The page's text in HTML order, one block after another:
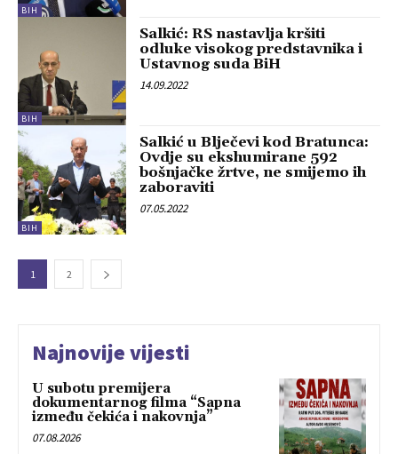
BIH
BIH
Salkić: RS nastavlja kršiti
odluke visokog predstavnika i
Ustavnog suda BiH
14.09.2022
BIH
Salkić u Blječevi kod Bratunca:
Ovdje su ekshumirane 592
bošnjačke žrtve, ne smijemo ih
zaboraviti
07.05.2022
1 2
Najnovije vijesti
U subotu premijera
dokumentarnog filma “Sapna
između čekića i nakovnja”
07.08.2026